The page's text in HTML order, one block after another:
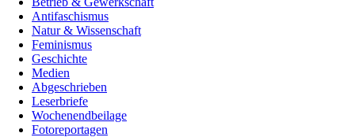
Antifaschismus
Natur & Wissenschaft
Feminismus
Geschichte
Medien
Abgeschrieben
Leserbriefe
Wochenendbeilage
Fotoreportagen